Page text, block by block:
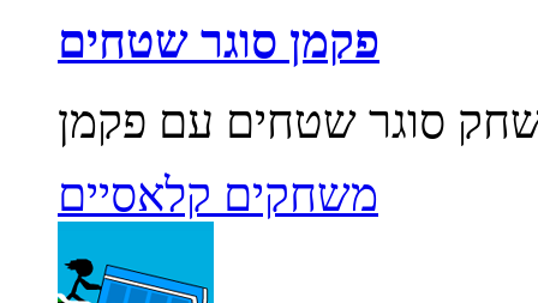
פקמן סוגר שטחים
משחקים קלאסיים